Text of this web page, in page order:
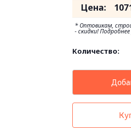
Цена:
* Оптовикам,
- скидки!
Количество: